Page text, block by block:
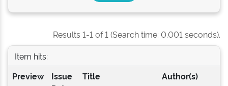
Results 1-1 of 1 (Search time: 0.001 seconds).
Item hits:
Preview
Issue
Title Author(s)